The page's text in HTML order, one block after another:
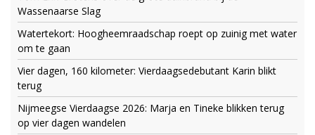
Wassenaarse Slag
Watertekort: Hoogheemraadschap roept op zuinig met water
om te gaan
Vier dagen, 160 kilometer: Vierdaagsedebutant Karin blikt
terug
Nijmeegse Vierdaagse 2026: Marja en Tineke blikken terug
op vier dagen wandelen